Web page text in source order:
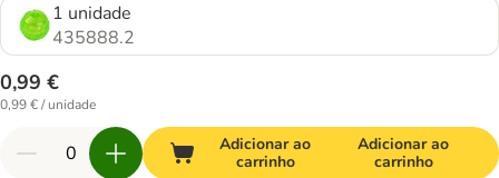
1 unidade
435888.2
0,99 €
0,99 € / unidade
Adicionar ao
carrinho
Adicionar ao
carrinho